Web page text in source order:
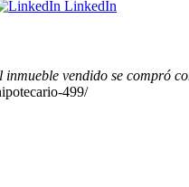
LinkedIn
vendido se compró
499/